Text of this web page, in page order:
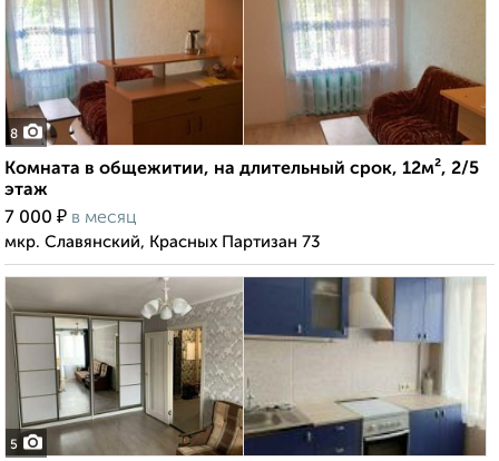
8
Комната в общежитии, на длительный срок, 12м², 2/5
этаж
7 000 ₽ в месяц
мкр. Славянский, Красных Партизан 73
5